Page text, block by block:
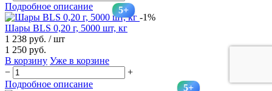
Подробное описание
5+
-1%
Шары BLS 0,20 г, 5000 шт, кг
1 238 руб. / шт
1 250 руб.
В корзину Уже в корзине
−
+
Подробное описание
5+